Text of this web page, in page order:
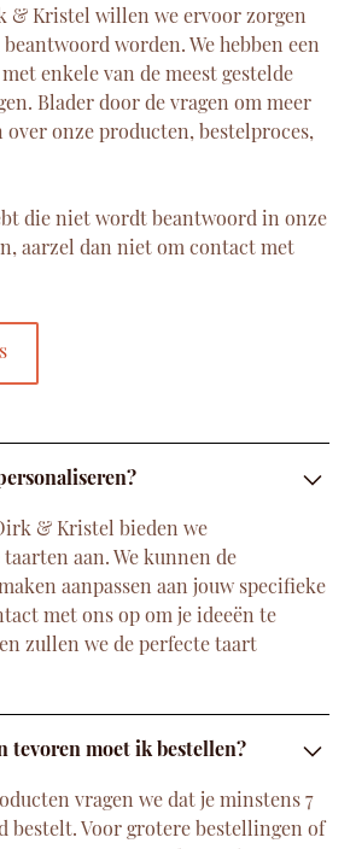
& Kristel willen we ervoor zorgen
worden. We hebben een
enkele van de meest gestelde
Blader door de vragen om meer
over onze producten, bestelproces,
die niet wordt beantwoord in onze
aarzel dan niet om contact met
& Kristel bieden we
aan. We kunnen de
aanpassen aan jouw specifieke
met ons op om je ideeën te
zullen we de perfecte taart
tevoren moet ik bestellen?
vragen we dat je minstens 7
bestelt. Voor grotere bestellingen of